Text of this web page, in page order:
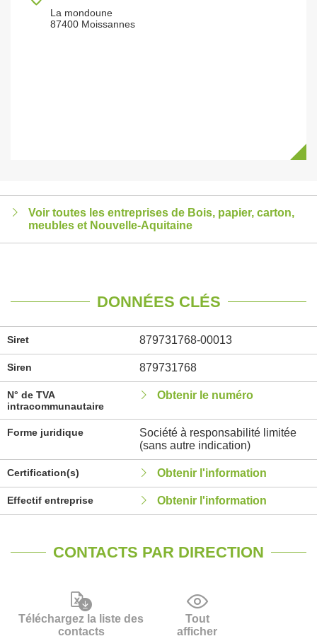
La mondoune
87400 Moissannes
Voir toutes les entreprises de Bois, papier, carton,
meubles et Nouvelle-Aquitaine
DONNÉES CLÉS
Siret 879731768-00013
Siren 879731768
N° de TVA
intracommunautaire
Obtenir le numéro
Forme juridique
Société à responsabilité limitée
(sans autre indication)
Certification(s) Obtenir l'information
Effectif entreprise Obtenir l'information
CONTACTS PAR DIRECTION
Téléchargez la liste des
contacts
Tout
afficher